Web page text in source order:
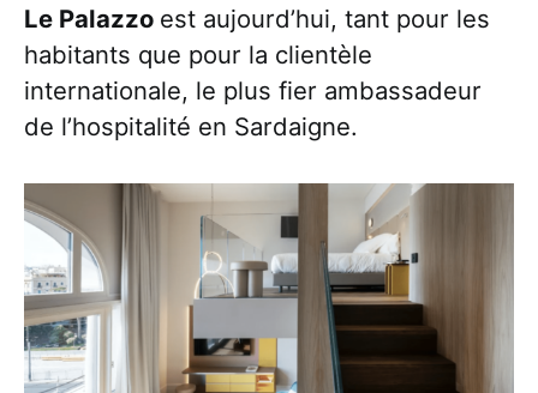
Le Palazzo est aujourd’hui, tant pour les
habitants que pour la clientèle
internationale, le plus fier ambassadeur
de l’hospitalité en Sardaigne.